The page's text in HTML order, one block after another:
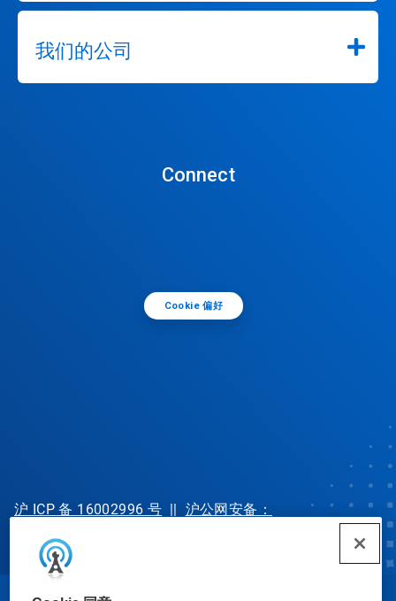
我们的公司
Connect
Cookie 偏好
沪 ICP 备 16002996 号 || 沪公网安备：